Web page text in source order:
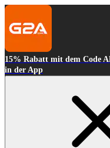
15% Rabatt mit dem Code
in der App